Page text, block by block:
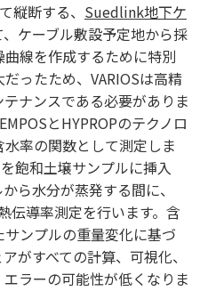
縦断する、 Suedlink地下ケ
ケーブル敷設予定地から採
線を作成するために特別
ったため、VARIOSは高精
ナンスである必要がありま
とHYPROPのテクノロ
率の関数として測定しま
飽和土壌サンプルに挿入
ら水分が蒸発する間に、
伝導率測定を行います。含
ンプルの重量変化に基づ
がすべての計算、可視化、
ラーの可能性が低くなりま